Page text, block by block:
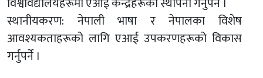
स्थानीयकरण: नेपाली भाषा र नेपालका विशेष
आवश्यकताहरूको लागि एआई उपकरणहरूको विकास
गर्नुपर्ने ।